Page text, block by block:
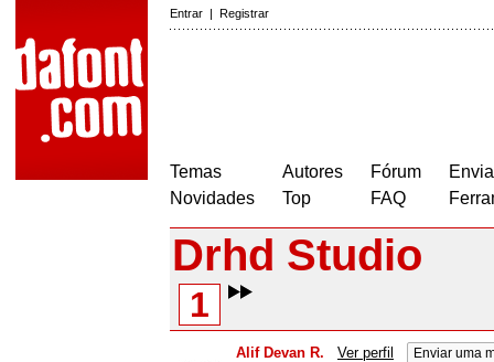
Entrar | Registrar
Temas
Novidades
Autores
Top
Fórum
FAQ
Drhd Studio
1
Alif Devan R. Ver perfil Enviar uma